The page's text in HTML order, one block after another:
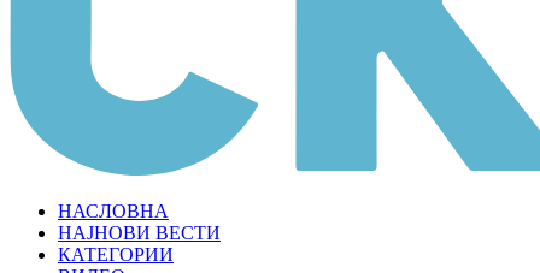
НАСЛОВНА
НАЈНОВИ ВЕСТИ
КАТЕГОРИИ